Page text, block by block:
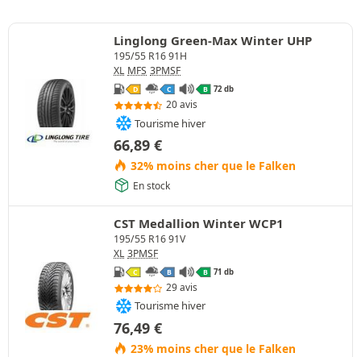
Linglong Green-Max Winter UHP
195/55 R16 91H
XL MFS 3PMSF
D C B 72 db
20 avis
Tourisme hiver
66,89 €
32% moins cher que le Falken
En stock
CST Medallion Winter WCP1
195/55 R16 91V
XL 3PMSF
C B B 71 db
29 avis
Tourisme hiver
76,49 €
23% moins cher que le Falken